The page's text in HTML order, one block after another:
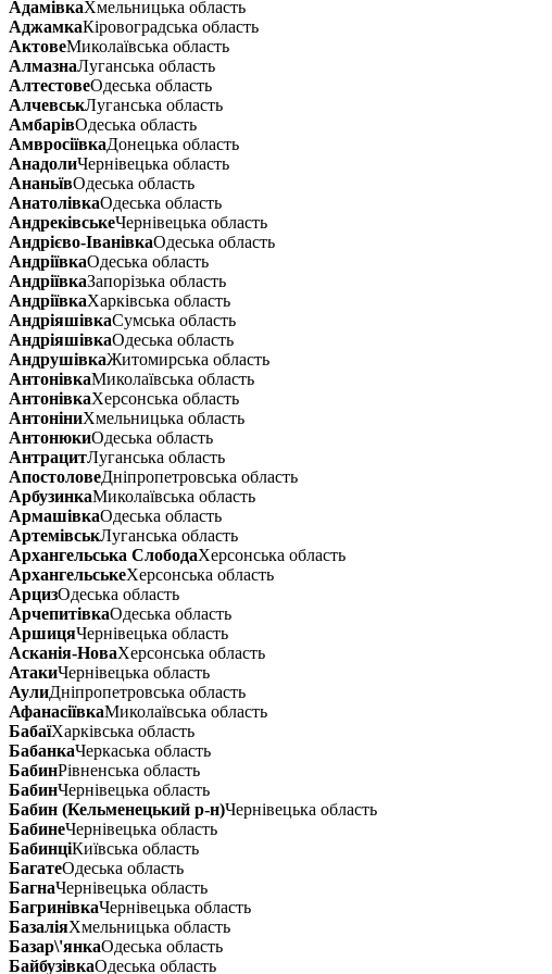
АдамівкаХмельницька область
АджамкаКіровоградська область
АктовеМиколаївська область
АлмазнаЛуганська область
АлтестовеОдеська область
АлчевськЛуганська область
АмбарівОдеська область
АмвросіївкаДонецька область
АнадолиЧернівецька область
АнаньївОдеська область
АнатолівкаОдеська область
АндреківськеЧернівецька область
Андрієво-ІванівкаОдеська область
АндріївкаОдеська область
АндріївкаЗапорізька область
АндріївкаХарківська область
АндріяшівкаСумська область
АндріяшівкаОдеська область
АндрушівкаЖитомирська область
АнтонівкаМиколаївська область
АнтонівкаХерсонська область
АнтоніниХмельницька область
АнтонюкиОдеська область
АнтрацитЛуганська область
АпостоловеДніпропетровська область
АрбузинкаМиколаївська область
АрмашівкаОдеська область
АртемівськЛуганська область
Архангельська СлободаХерсонська область
АрхангельськеХерсонська область
АрцизОдеська область
АрчепитівкаОдеська область
АршицяЧернівецька область
Асканія-НоваХерсонська область
АтакиЧернівецька область
АулиДніпропетровська область
АфанасіївкаМиколаївська область
БабаїХарківська область
БабанкаЧеркаська область
БабинРівненська область
БабинЧернівецька область
Бабин (Кельменецький р-н)Чернівецька область
БабинеЧернівецька область
БабинціКиївська область
БагатеОдеська область
БагнаЧернівецька область
БагринівкаЧернівецька область
БазаліяХмельницька область
Базар\'янкаОдеська область
БайбузівкаОдеська область